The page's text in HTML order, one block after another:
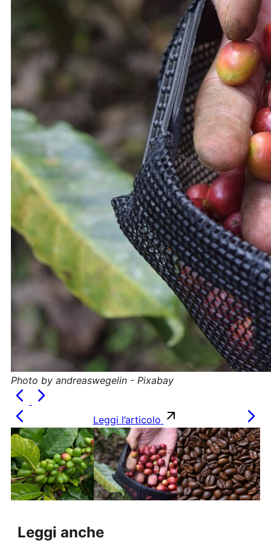
Photo by andreaswegelin - Pixabay
Leggi l’articolo
Leggi anche